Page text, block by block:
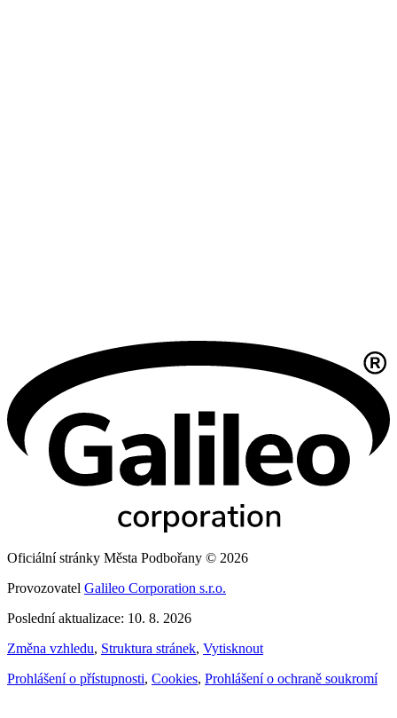
Oficiální stránky Města Podbořany © 2026
Provozovatel Galileo Corporation s.r.o.
Poslední aktualizace: 10. 8. 2026
Změna vzhledu, Struktura stránek, Vytisknout
Prohlášení o přístupnosti, Cookies, Prohlášení o ochraně soukromí